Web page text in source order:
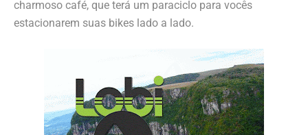
charmoso café, que terá um paraciclo para vocês
estacionarem suas bikes lado a lado.